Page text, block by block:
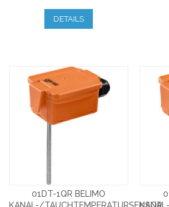
DETAILS
01DT-1QR BELIMO